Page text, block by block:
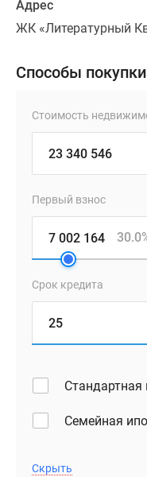
Адрес
ЖК «Литературный
Способы покупки
Стоимость
Первый взнос
Срок кредита
Стандартная
Семейная
Скрыть